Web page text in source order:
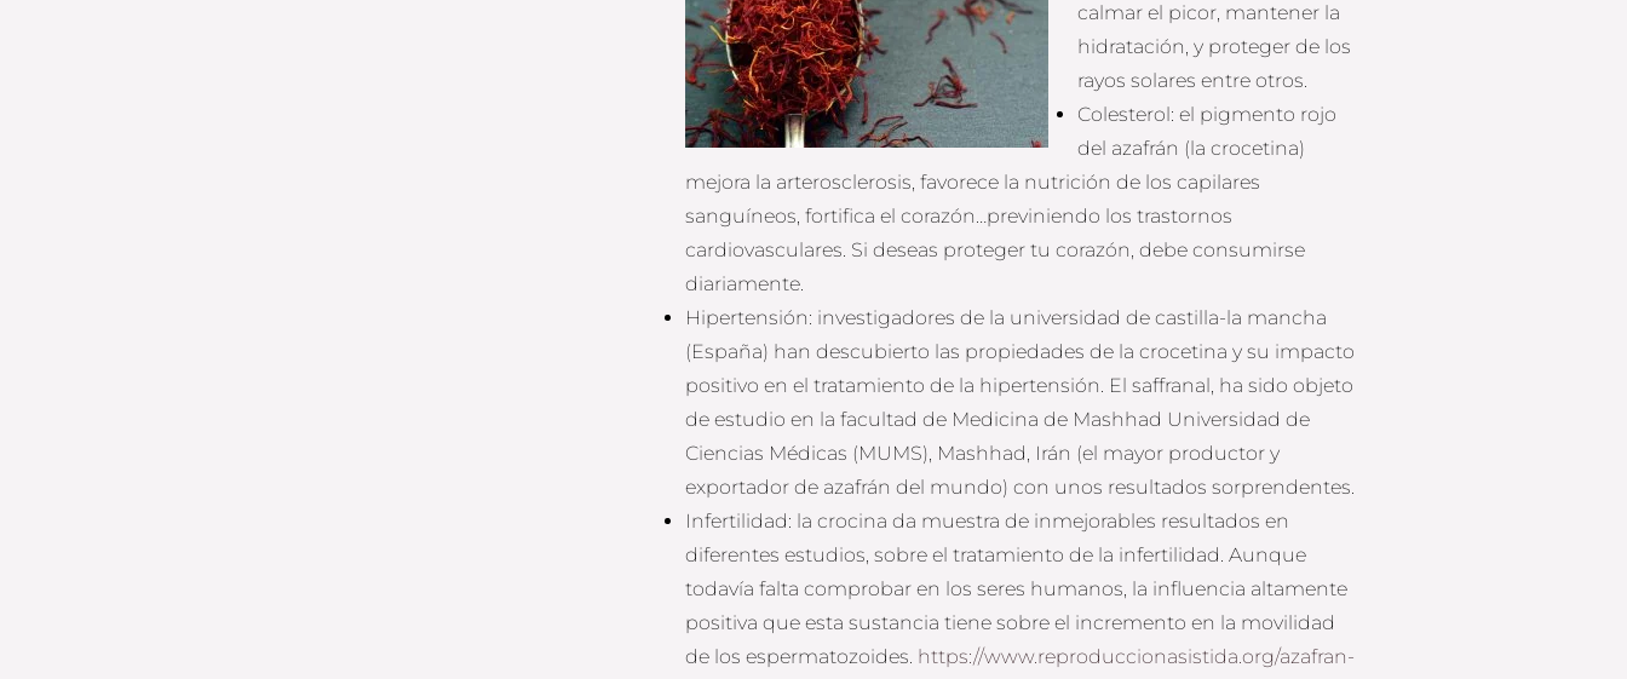
calmar el picor, mantener la
hidratación, y proteger de los
rayos solares entre otros.
Colesterol: el pigmento rojo
del azafrán (la crocetina)
mejora la arterosclerosis, favorece la nutrición de los capilares
sanguíneos, fortifica el corazón…previniendo los trastornos
cardiovasculares. Si deseas proteger tu corazón, debe consumirse
diariamente.
Hipertensión: investigadores de la universidad de castilla-la mancha
(España) han descubierto las propiedades de la crocetina y su impacto
positivo en el tratamiento de la hipertensión. El saffranal, ha sido objeto
de estudio en la facultad de Medicina de Mashhad Universidad de
Ciencias Médicas (MUMS), Mashhad, Irán (el mayor productor y
exportador de azafrán del mundo) con unos resultados sorprendentes.
Infertilidad: la crocina da muestra de inmejorables resultados en
diferentes estudios, sobre el tratamiento de la infertilidad. Aunque
todavía falta comprobar en los seres humanos, la influencia altamente
positiva que esta sustancia tiene sobre el incremento en la movilidad
de los espermatozoides. https://www.reproduccionasistida.org/azafran-